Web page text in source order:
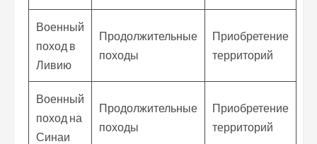
Военный
поход в
Ливию
Продолжительные
походы
Приобретение
территорий
Военный
поход на
Синаи
Продолжительные
походы
Приобретение
территорий